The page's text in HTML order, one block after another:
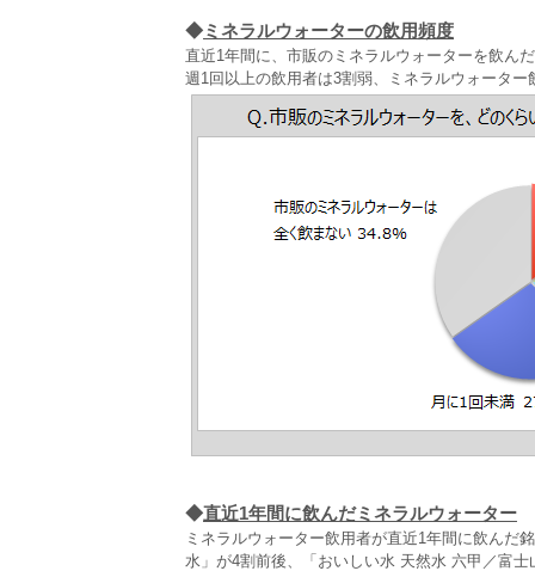
◆ミネラルウォーターの飲用頻度
直近1年間に、市販のミネラルウォーターを飲ん
週1回以上の飲用者は3割弱、ミネラルウォータ
◆直近1年間に飲んだミネラルウォーター
ミネラルウォーター飲用者が直近1年間に飲んだ
水」が4割前後、「おいしい水 天然水 六甲／富士